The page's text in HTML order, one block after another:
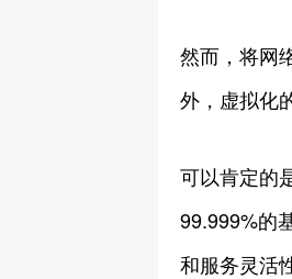
然而，将网
外，虚拟化
可以肯定的
99.999%的
和服务灵活